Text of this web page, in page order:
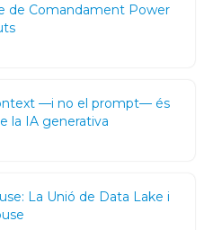
de Comandament Power
—i no el prompt— és
la IA generativa
La Unió de Data Lake i